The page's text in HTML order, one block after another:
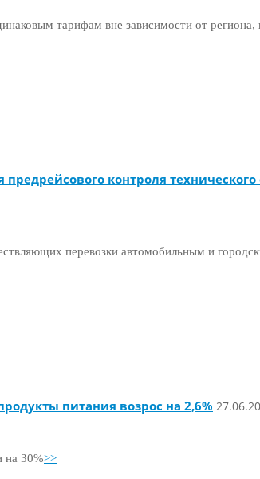
тарифам вне зависимости от
контроля технического
перевозки автомобильным и
питания возрос на 2,6%
на 30%>>